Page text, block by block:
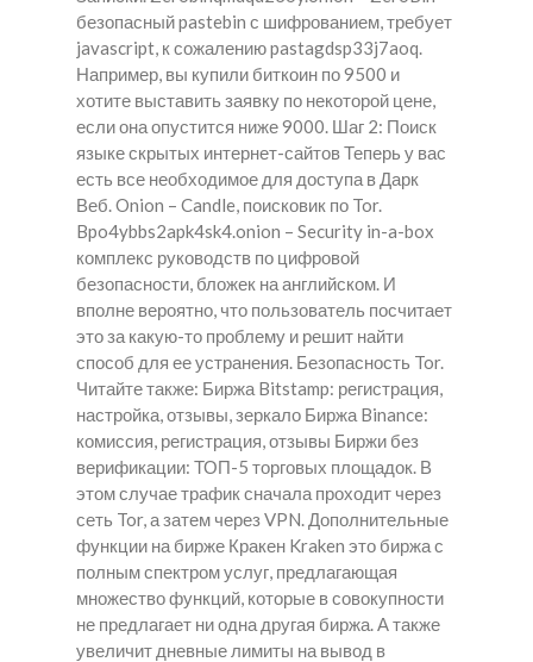
безопасный pastebin с шифрованием, требует
javascript, к сожалению pastagdsp33j7aoq.
Например, вы купили биткоин по 9500 и
хотите выставить заявку по некоторой цене,
если она опустится ниже 9000. Шаг 2: Поиск
языке скрытых интернет-сайтов Теперь у вас
есть все необходимое для доступа в Дарк
Веб. Onion – Candle, поисковик по Tor.
Bpo4ybbs2apk4sk4.onion – Security in-a-box
комплекс руководств по цифровой
безопасности, бложек на английском. И
вполне вероятно, что пользователь посчитает
это за какую-то проблему и решит найти
способ для ее устранения. Безопасность Tor.
Читайте также: Биржа Bitstamp: регистрация,
настройка, отзывы, зеркало Биржа Binance:
комиссия, регистрация, отзывы Биржи без
верификации: ТОП-5 торговых площадок. В
этом случае трафик сначала проходит через
сеть Tor, а затем через VPN. Дополнительные
функции на бирже Кракен Kraken это биржа с
полным спектром услуг, предлагающая
множество функций, которые в совокупности
не предлагает ни одна другая биржа. А также
увеличит дневные лимиты на вывод в